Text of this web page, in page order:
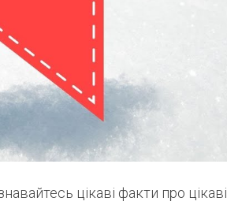
цікаві факти про цікаві